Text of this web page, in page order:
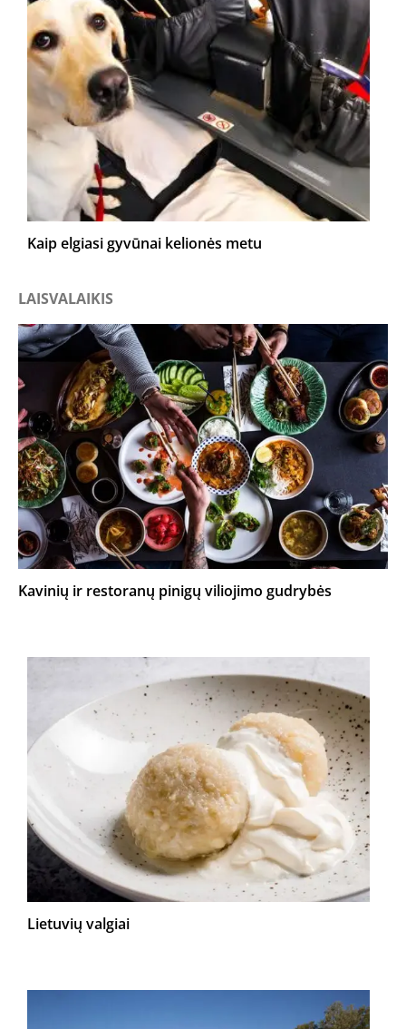
Kaip elgiasi gyvūnai kelionės metu
LAISVALAIKIS
Kavinių ir restoranų pinigų viliojimo gudrybės
Lietuvių valgiai